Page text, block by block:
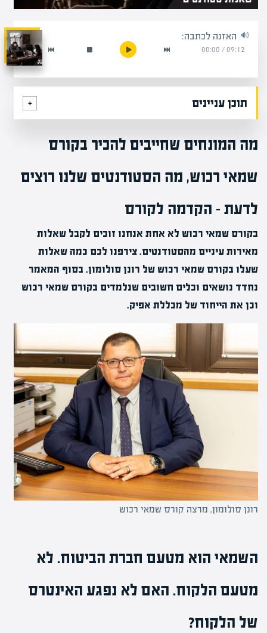
האזנה לכתבה:
09:12
/
00:00
תוכן עניינים
מה המונחים שחייבים להכיר בקורס
שמאי רכוש, מה הסטודנטים שלנו רוצים
לדעת – הקדמה לקורס
בקורס שמאי רכוש לא אחת אנחנו זוכים לקבל שאלות
מאירות עיניים מהסטודנטים. צירפנו לכם כמה שאלות
שעלו בקורס שמאי רכוש של רונן סולומון. בסוף המאמר
נחדד נושאים וכלים חשובים שנלמדים בקורס שמאי רכוש
וכן את הייחוד של מכללת אפיק.
רונן סולומון, מרצה קורס שמאי רכוש
השמאי הוא מטעם חברת הביטוח. לא
מטעם הלקוח. האם לא נפגע האינטרס
של הלקוח?